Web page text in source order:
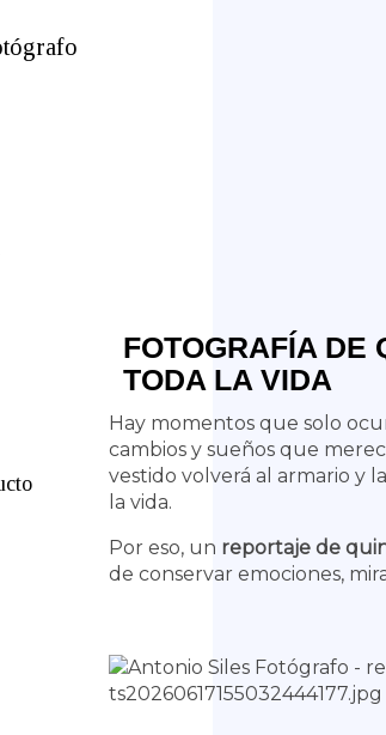
en
Almería
Comuniones
FOTOGRAFÍA DE
TODA LA VIDA
Hay momentos que solo
cambios y sueños que
vestido volverá al armario y
la vida.
Por eso, un reportaje de
de conservar emociones,